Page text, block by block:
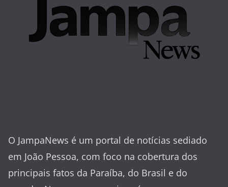
O JampaNews é um portal de notícias sediado
em João Pessoa, com foco na cobertura dos
principais fatos da Paraíba, do Brasil e do